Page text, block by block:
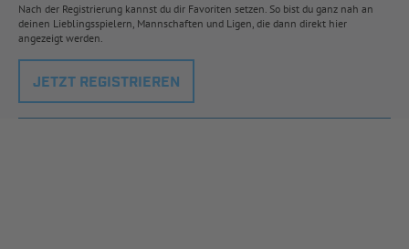
Nach der Registrierung kannst du dir Favoriten setzen. So bist du ganz nah an
deinen Lieblingsspielern, Mannschaften und Ligen, die dann direkt hier
angezeigt werden.
JETZT REGISTRIEREN